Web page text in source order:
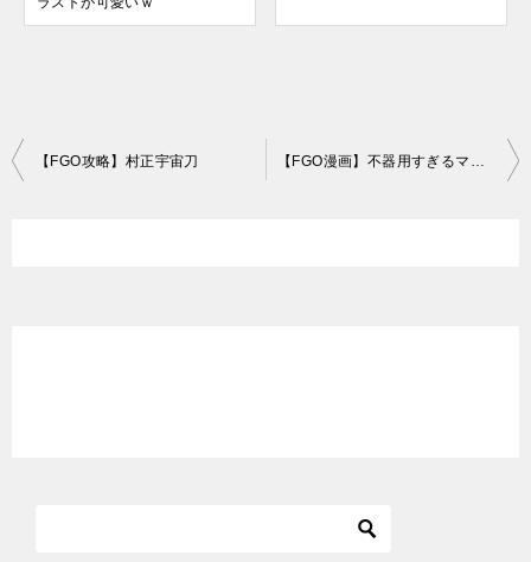
投
【FGO攻略】村正宇宙刀 【FGO漫画】不器用すぎるマスターがキャプテンちゃんに指輪を贈るが…